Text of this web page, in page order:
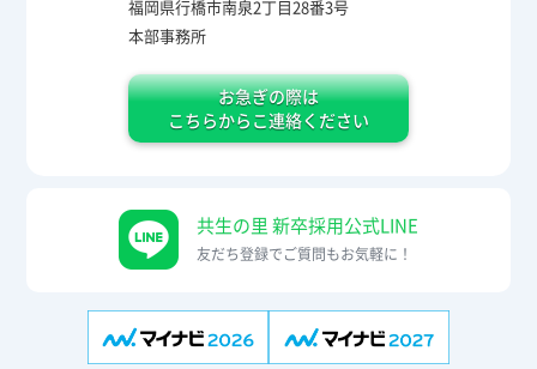
福岡県行橋市南泉2丁目28番3号
本部事務所
お急ぎの際は
こちらからこ連絡ください
共生の里 新卒採用公式LINE
友だち登録でご質問もお気軽に！